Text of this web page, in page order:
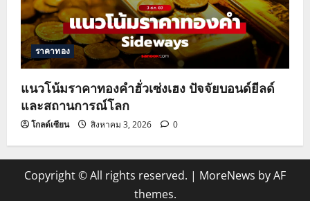
ราคาทอง
แนวโน้มราคาทองคำฮั่วเซ่งเฮง ปัจจัยบอนด์ยีลด์
และสถานการณ์โลก
โกลด์เซียน สิงหาคม 3, 2026 0
Copyright © All rights reserved. | MoreNews by AF
themes.